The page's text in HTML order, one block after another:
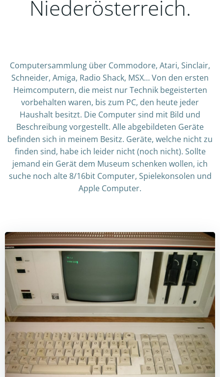
Niederösterreich.
Computersammlung über Commodore, Atari, Sinclair,
Schneider, Amiga, Radio Shack, MSX… Von den ersten
Heimcomputern, die meist nur Technik begeisterten
vorbehalten waren, bis zum PC, den heute jeder
Haushalt besitzt. Die Computer sind mit Bild und
Beschreibung vorgestellt. Alle abgebildeten Geräte
befinden sich in meinem Besitz. Geräte, welche nicht zu
finden sind, habe ich leider nicht (noch nicht). Sollte
jemand ein Gerät dem Museum schenken wollen, ich
suche noch alte 8/16bit Computer, Spielekonsolen und
Apple Computer.